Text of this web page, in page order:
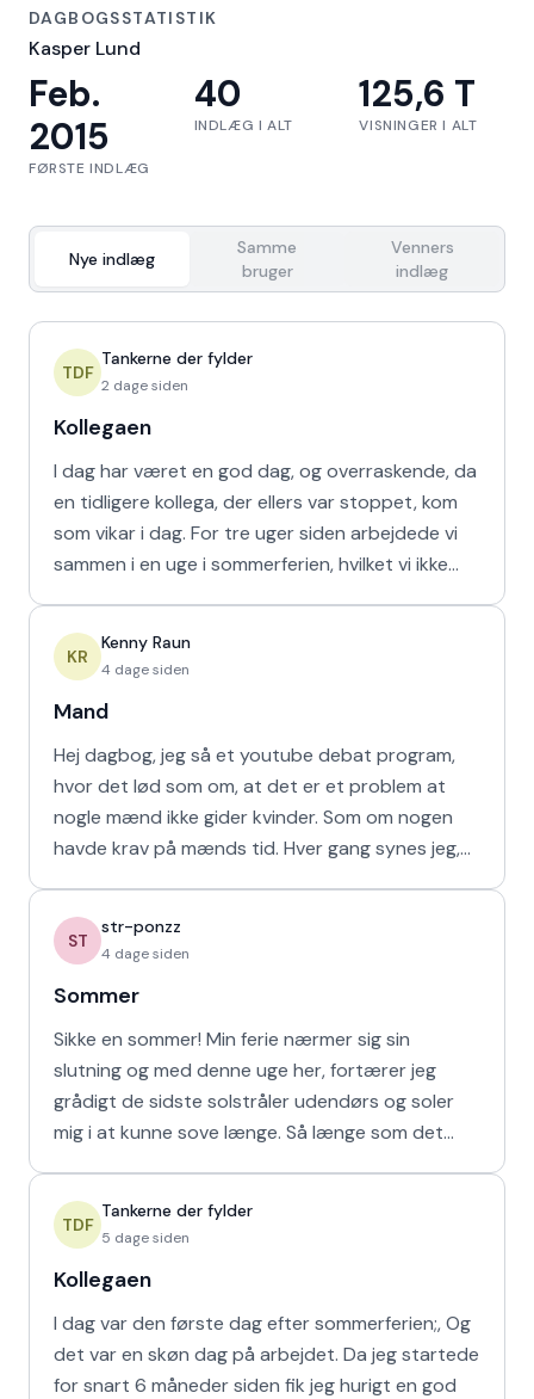
DAGBOGSSTATISTIK
Kasper Lund
Feb.
2015
FØRSTE INDLÆG
40
INDLÆG I ALT
125,6 T
VISNINGER I ALT
Nye indlæg
Samme
bruger
Venners
indlæg
TDF
Tankerne der fylder
2 dage siden
Kollegaen
I dag har været en god dag, og overraskende, da
en tidligere kollega, der ellers var stoppet, kom
som vikar i dag. For tre uger siden arbejdede vi
sammen i en uge i sommerferien, hvilket vi ikke
KR
Kenny Raun
4 dage siden
Mand
Hej dagbog, jeg så et youtube debat program,
hvor det lød som om, at det er et problem at
nogle mænd ikke gider kvinder. Som om nogen
havde krav på mænds tid. Hver gang synes jeg,
ST
str-ponzz
4 dage siden
Sommer
Sikke en sommer! Min ferie nærmer sig sin
slutning og med denne uge her, fortærer jeg
grådigt de sidste solstråler udendørs og soler
mig i at kunne sove længe. Så længe som det
TDF
Tankerne der fylder
5 dage siden
Kollegaen
I dag var den første dag efter sommerferien;, Og
det var en skøn dag på arbejdet. Da jeg startede
for snart 6 måneder siden fik jeg hurigt en god